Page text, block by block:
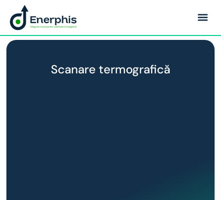
Scanare termografică